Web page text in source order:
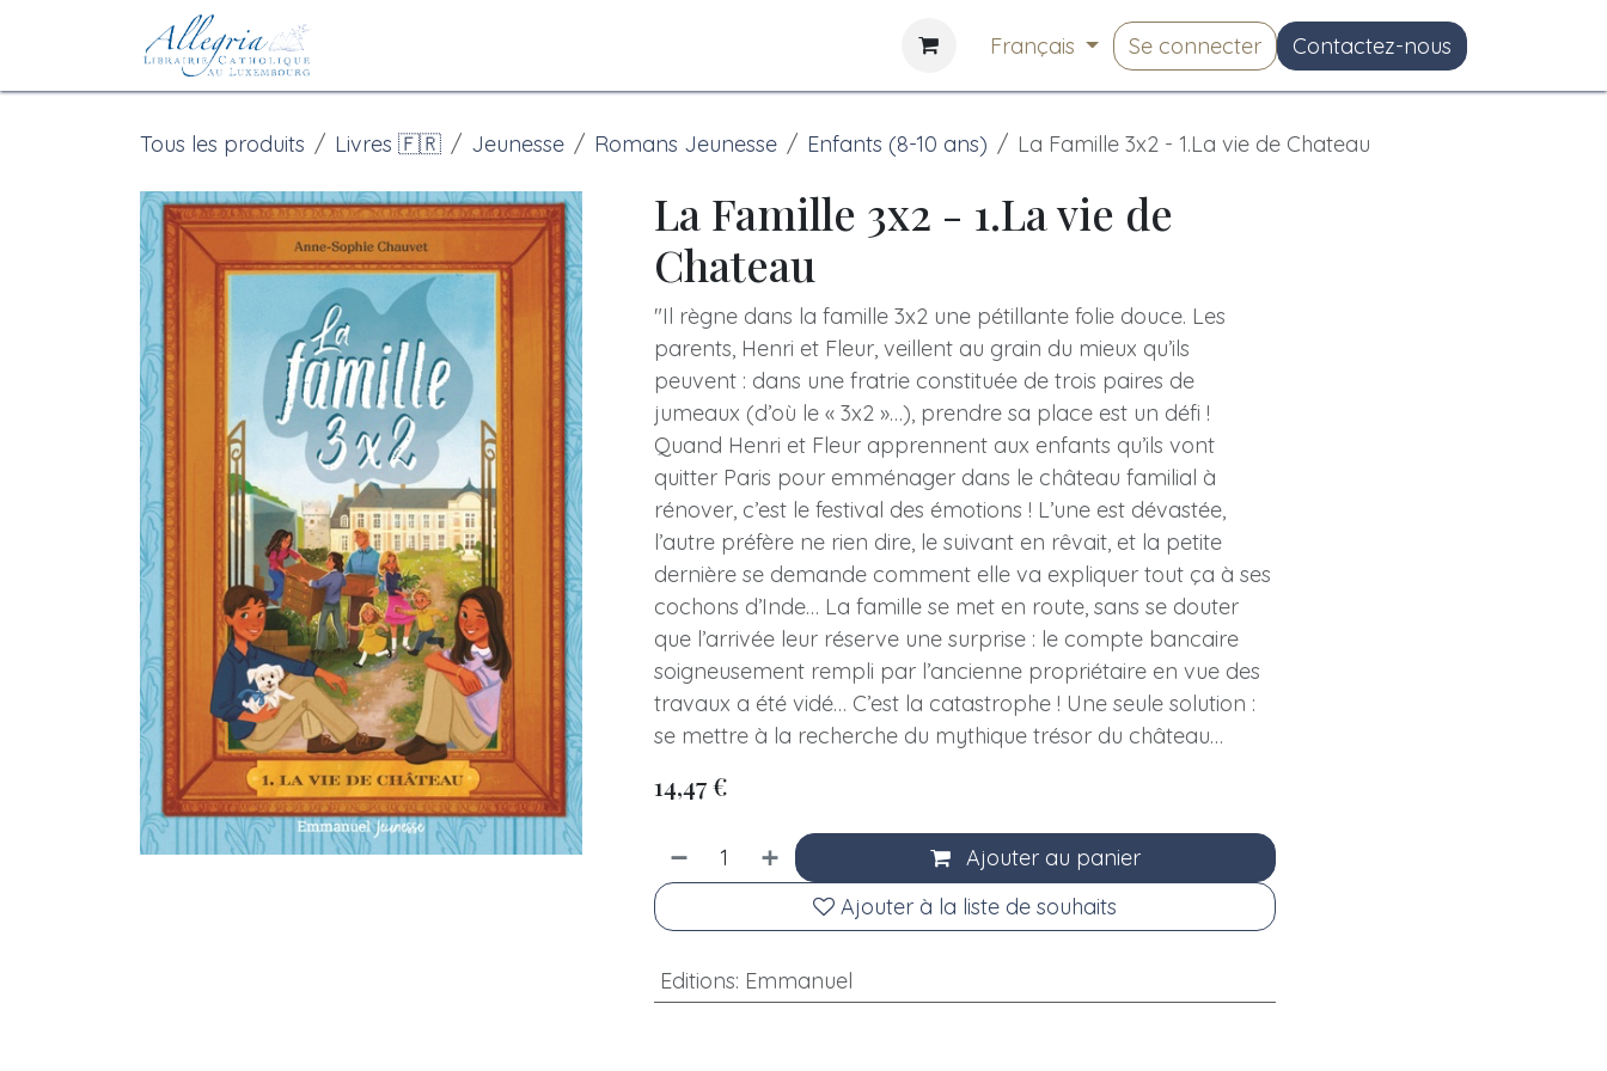
Se rendre au contenu
Français Se connecter Contactez-nous
Tous les produits Livres 🇫🇷 Jeunesse Romans Jeunesse Enfants (8-10 ans) La Famille 3x2 - 1.La vie de Chateau
La Famille 3x2 - 1.La vie de
Chateau
"Il règne dans la famille 3x2 une pétillante folie douce. Les
parents, Henri et Fleur, veillent au grain du mieux qu’ils
peuvent : dans une fratrie constituée de trois paires de
jumeaux (d’où le « 3x2 »…), prendre sa place est un défi !
Quand Henri et Fleur apprennent aux enfants qu’ils vont
quitter Paris pour emménager dans le château familial à
rénover, c’est le festival des émotions ! L’une est dévastée,
l’autre préfère ne rien dire, le suivant en rêvait, et la petite
dernière se demande comment elle va expliquer tout ça à ses
cochons d’Inde… La famille se met en route, sans se douter
que l’arrivée leur réserve une surprise : le compte bancaire
soigneusement rempli par l’ancienne propriétaire en vue des
travaux a été vidé… C’est la catastrophe ! Une seule solution :
se mettre à la recherche du mythique trésor du château…
14,47€
Ajouter au panier
Ajouter à la liste de souhaits
Editions: Emmanuel